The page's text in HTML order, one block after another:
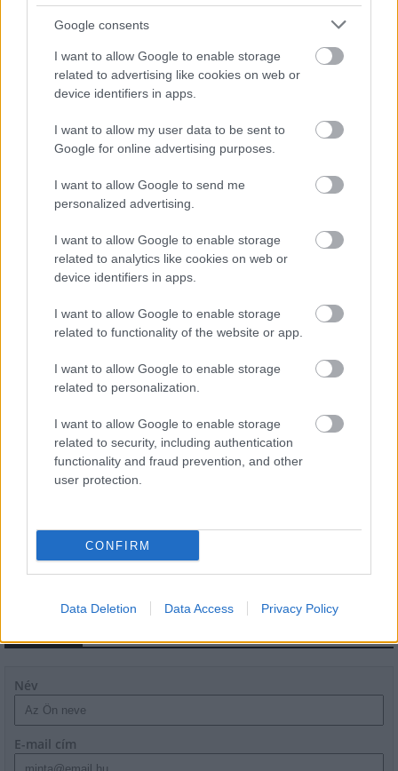
Google consents
I want to allow Google to enable storage
related to advertising like cookies on web or
device identifiers in apps.
I want to allow my user data to be sent to
Google for online advertising purposes.
I want to allow Google to send me
personalized advertising.
I want to allow Google to enable storage
related to analytics like cookies on web or
device identifiers in apps.
I want to allow Google to enable storage
related to functionality of the website or app.
I want to allow Google to enable storage
related to personalization.
I want to allow Google to enable storage
related to security, including authentication
functionality and fraud prevention, and other
user protection.
CONFIRM
Data Deletion Data Access Privacy Policy
M1 bővítés: már zajlik a teljesen új Bicske Kelet
csomópont építése
Tizenegy meglévő csomópontot korszerűsít és négy új,
különszintű csomópontot hoz létre az MKIF az M1-es
bővítésénél.
Új gyalogosátkelők és jelzőlámpás
Hódmezővásárhely jó hírű református
iskoláját
Látványos építési szakasz indult be a
árnyékában?
Név
E-mail cím